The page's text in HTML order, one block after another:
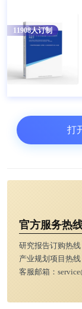
11908人订制
打
官方服务热
研究报告订购热线
产业规划项目热线
客服邮箱：